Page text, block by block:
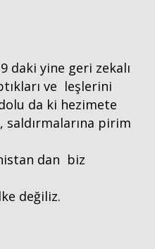
daki yine geri zekalı
ve leşlerini
da ki hezimete
pirim
dan biz
değiliz.